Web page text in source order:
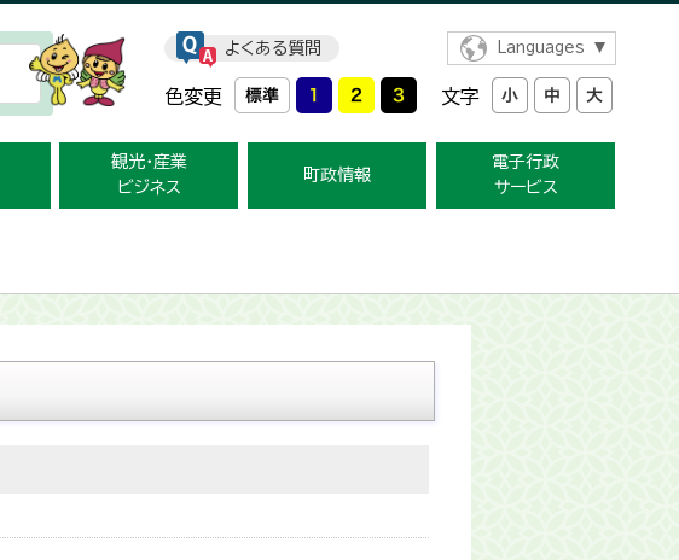
よくある質問 Languages
色変更 文字
観光・産業
ビジネス
町政情報
電子行政
サービス